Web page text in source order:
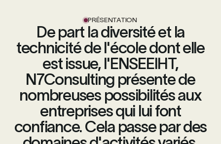
PRÉSENTATION
De part la diversité et la
technicité de l'école dont elle
est issue, l'ENSEEIHT,
N7Consulting présente de
nombreuses possibilités aux
entreprises qui lui font
confiance. Cela passe par des